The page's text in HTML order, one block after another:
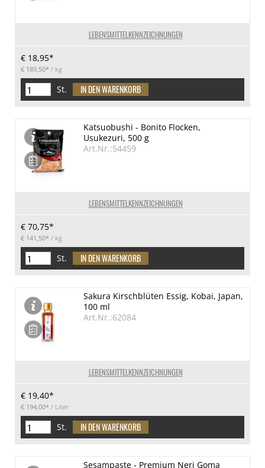
LEBENSMITTELKENNZEICHNUNGEN
€ 18,95*
€ 189,50* / kg
St.
LEBENSMITTELKENNZEICHNUNGEN
Katsuobushi - Bonito Flocken,
Usukezuri, 500 g
Art.Nr.:54459
€ 70,75*
€ 141,50* / kg
St.
LEBENSMITTELKENNZEICHNUNGEN
Sakura Kirschblüten Essig, Kobai, Japan,
100 ml
Art.Nr.:62084
€ 19,40*
€ 194,00* / Liter
St.
Sesampaste - Premium Neri Goma